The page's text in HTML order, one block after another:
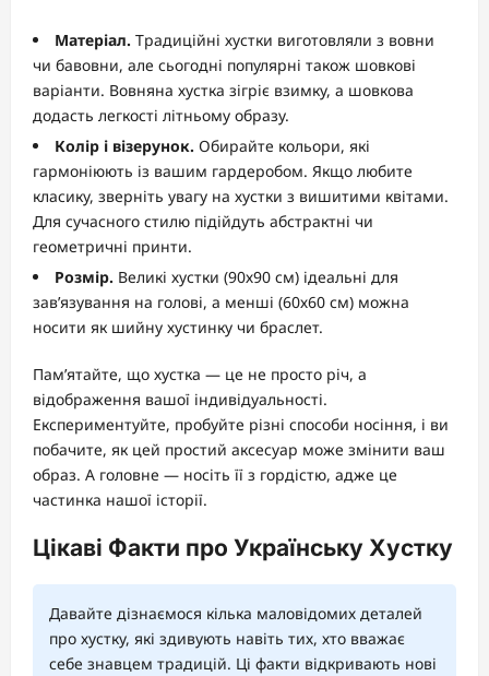
Матеріал. Традиційні хустки виготовляли з вовни
чи бавовни, але сьогодні популярні також шовкові
варіанти. Вовняна хустка зігріє взимку, а шовкова
додасть легкості літньому образу.
Колір і візерунок. Обирайте кольори, які
гармоніюють із вашим гардеробом. Якщо любите
класику, зверніть увагу на хустки з вишитими квітами.
Для сучасного стилю підійдуть абстрактні чи
геометричні принти.
Розмір. Великі хустки (90х90 см) ідеальні для
зав’язування на голові, а менші (60х60 см) можна
носити як шийну хустинку чи браслет.
Пам’ятайте, що хустка — це не просто річ, а
відображення вашої індивідуальності.
Експериментуйте, пробуйте різні способи носіння, і ви
побачите, як цей простий аксесуар може змінити ваш
образ. А головне — носіть її з гордістю, адже це
частинка нашої історії.
Цікаві Факти про Українську Хустку
Давайте дізнаємося кілька маловідомих деталей
про хустку, які здивують навіть тих, хто вважає
себе знавцем традицій. Ці факти відкривають нові